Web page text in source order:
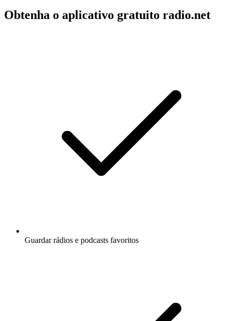
Obtenha o aplicativo gratuito radio.net
Guardar rádios e podcasts favoritos